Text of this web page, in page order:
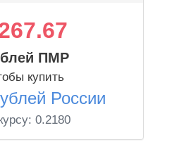
ПМР
купить
России
0.2180